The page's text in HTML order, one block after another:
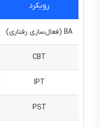
رویکرد
BA (فعال‌سازی رفتاری)
CBT
IPT
PST